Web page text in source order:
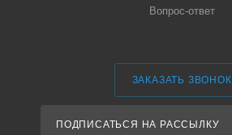
Вопрос-ответ
ЗАКАЗАТЬ ЗВОНОК
ПОДПИСАТЬСЯ НА РАССЫЛКУ